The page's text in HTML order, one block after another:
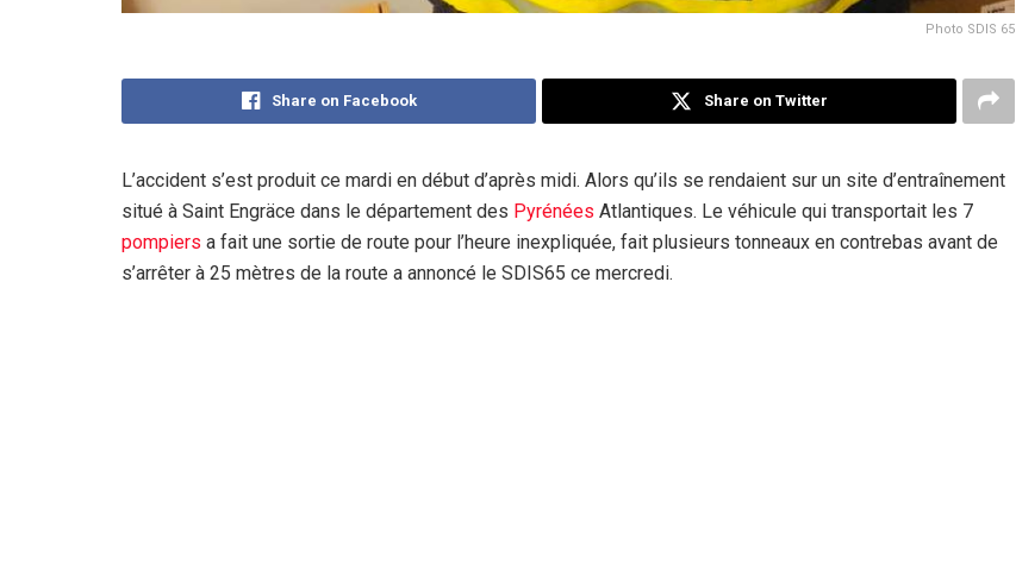
Photo SDIS 65
Share on Facebook Share on Twitter
L’accident s’est produit ce mardi en début d’après midi. Alors qu’ils se rendaient sur un site d’entraînement
situé à Saint Engräce dans le département des Pyrénées Atlantiques. Le véhicule qui transportait les 7
pompiers a fait une sortie de route pour l’heure inexpliquée, fait plusieurs tonneaux en contrebas avant de
s’arrêter à 25 mètres de la route a annoncé le SDIS65 ce mercredi.